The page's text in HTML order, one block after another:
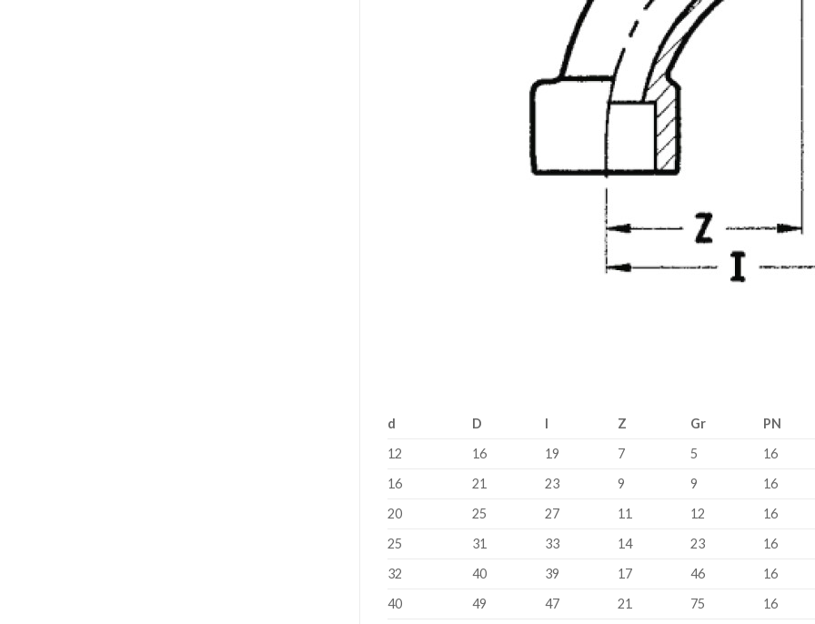
d D I Z Gr
PN
12
16 19 7 5
16
16
21 23 9 9
16
20
25 27 11 12
16
25
31 33 14 23
16
32
40 39 17 46
16
40
49 47 21 75
16